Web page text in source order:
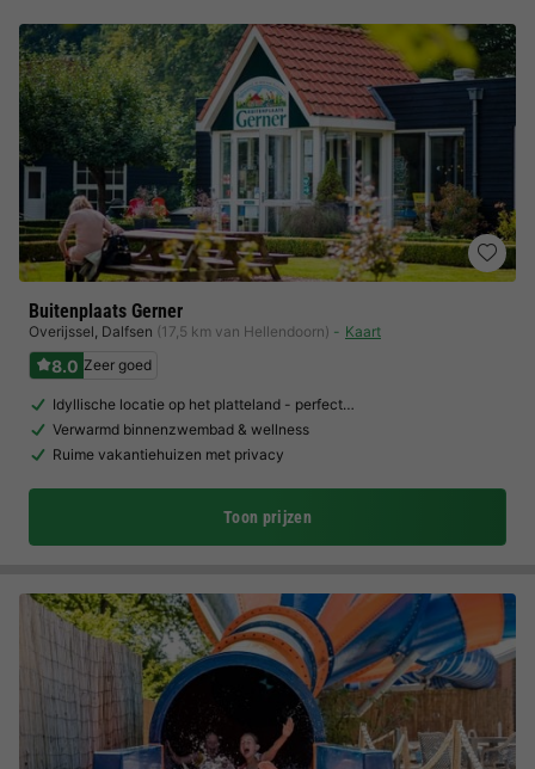
Buitenplaats Gerner
Overijssel, Dalfsen (17,5 km van Hellendoorn) Kaart
8.0 Zeer goed
Idyllische locatie op het platteland - perfect…
Verwarmd binnenzwembad & wellness
Ruime vakantiehuizen met privacy
Toon prijzen